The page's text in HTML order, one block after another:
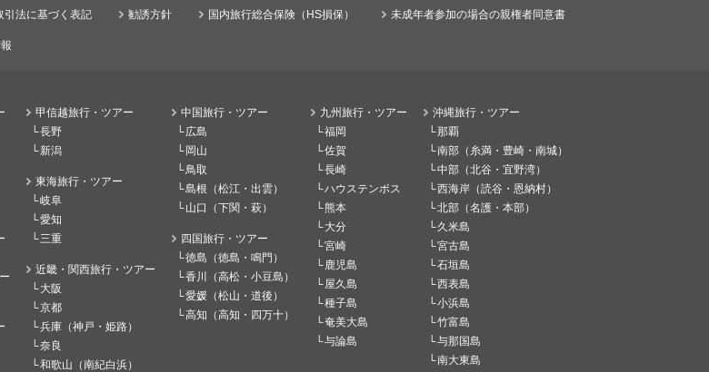
引法に基づく表記 勧誘方針 国内旅行総合保険（HS損保） 未成年者参加の場合の親権者同意書
甲信越旅行・ツアー
長野
新潟
東海旅行・ツアー
岐阜
愛知
三重
近畿・関西旅行・ツアー
大阪
京都
兵庫（神戸・姫路）
奈良
和歌山（南紀白浜）
中国旅行・ツアー
広島
岡山
鳥取
島根（松江・出雲）
山口（下関・萩）
四国旅行・ツアー
徳島（徳島・鳴門）
香川（高松・小豆島）
愛媛（松山・道後）
高知（高知・四万十）
九州旅行・ツアー
福岡
佐賀
長崎
ハウステンボス
熊本
大分
宮崎
鹿児島
屋久島
種子島
奄美大島
与論島
沖縄旅行・ツアー
那覇
南部（糸満・豊崎・南城）
中部（北谷・宜野湾）
西海岸（読谷・恩納村）
北部（名護・本部）
久米島
宮古島
石垣島
西表島
小浜島
竹富島
与那国島
南大東島